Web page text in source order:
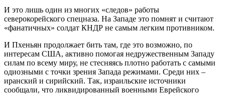
И это лишь один из многих «следов» работы
северокорейского спецназа. На Западе это помнят и считают
«фанатичных» солдат КНДР не самым легким противником.
И Пхеньян продолжает бить там, где это возможно, по
интересам США, активно помогая недружественным Западу
силам по всему миру, не стесняясь плотно работать с самыми
одиозными с точки зрения Запада режимами. Среди них –
иранский и сирийский. Так, израильские источники
сообщали, что ликвидированный военными Еврейского